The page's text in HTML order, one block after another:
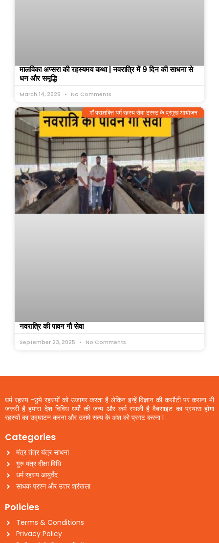
मालविका अप्सरा की रहस्यमय कथा | नवरात्रि में 9 दिन की साधना से
धन और समृद्धि
March 14, 2026 No Comments
माँ पराशक्ति धर्म रहस्य सेवा ट्रस्ट के प्रमुख आयोजन
नवरात्रि की पावन गौ सेवा
September 23, 2025 No Comments
धर्म रहस्य -छुपे रहस्यों को उजागर करता है लेकिन इन्हें विज्ञान की कसौटी पर कसना भी
जरूरी है हमारा देश विविध धर्मो की जन्म और कर्म स्थली है वैबसाइट का प्रयास होगा
रहस्यों का उद्घाटन करना और उसमे सत्य के अंश को प्रगट करना l
Categories
मंत्र तंत्र यंत्र साधना
गुरु मंत्र दीक्षा विधि
धर्म रहस्य आयुर्वेद
साधक प्रश्न और उत्तर श्रंखला
Policies
Terms & Conditions
Privacy Policy